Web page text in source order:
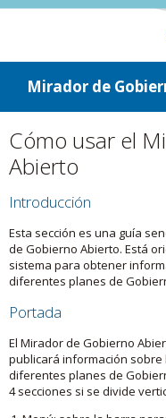
ir a contenido
ir al menú
Mirador de
Cómo usar el
Abierto
Introducción
Esta sección es una guía
de Gobierno Abierto. Está
sistema para obtener
diferentes planes de
Portada
El Mirador de Gobierno
publicará información
diferentes planes de
4 secciones si se divide